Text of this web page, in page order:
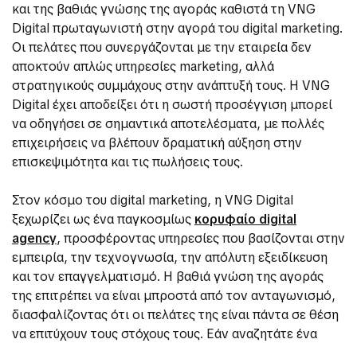
και της βαθιάς γνώσης της αγοράς καθιστά τη VNG
Digital πρωταγωνιστή στην αγορά του digital marketing.
Οι πελάτες που συνεργάζονται με την εταιρεία δεν
αποκτούν απλώς υπηρεσίες marketing, αλλά
στρατηγικούς συμμάχους στην ανάπτυξή τους. Η VNG
Digital έχει αποδείξει ότι η σωστή προσέγγιση μπορεί
να οδηγήσει σε σημαντικά αποτελέσματα, με πολλές
επιχειρήσεις να βλέπουν δραματική αύξηση στην
επισκεψιμότητα και τις πωλήσεις τους.
Στον κόσμο του digital marketing, η VNG Digital
ξεχωρίζει ως ένα παγκοσμίως κορυφαίο digital
agency, προσφέροντας υπηρεσίες που βασίζονται στην
εμπειρία, την τεχνογνωσία, την απόλυτη εξειδίκευση
και τον επαγγελματισμό. Η βαθιά γνώση της αγοράς
της επιτρέπει να είναι μπροστά από τον ανταγωνισμό,
διασφαλίζοντας ότι οι πελάτες της είναι πάντα σε θέση
να επιτύχουν τους στόχους τους. Εάν αναζητάτε ένα